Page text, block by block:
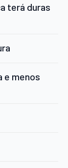
terá duras
e menos